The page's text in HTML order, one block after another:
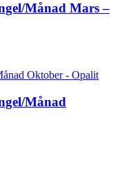
Månad Mars –
Månad